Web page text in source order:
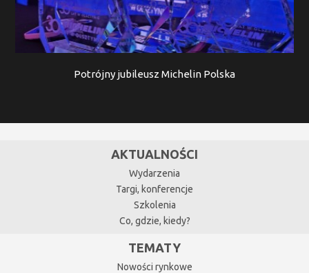
Potrójny jubileusz Michelin Polska
AKTUALNOŚCI
Wydarzenia
Targi, konferencje
Szkolenia
Co, gdzie, kiedy?
TEMATY
Nowości rynkowe